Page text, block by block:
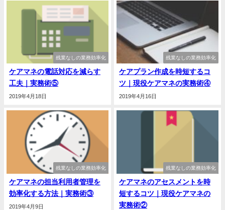
残業なしの業務効率化
ケアマネの電話対応を減らす
工夫｜実務術⑤
2019年4月18日
残業なしの業務効率化
ケアプラン作成を時短するコ
ツ｜現役ケアマネの実務術④
2019年4月16日
残業なしの業務効率化
ケアマネの担当利用者管理を
効率化する方法｜実務術③
2019年4月9日
残業なしの業務効率化
ケアマネのアセスメントを時
短するコツ｜現役ケアマネの
実務術②